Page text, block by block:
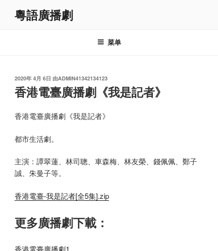
粵語廣播劇
菜单
发
布
于
2020年 4月 6日 由ADMIN41342134123
香港電臺廣播劇《我是記者》
香港電臺廣播劇《我是記者》
都市生活劇。
主演：譚翠蓮、林司聰、車森梅、林友榮、錢佩佩、鄭子
誠、朱曼子等。
香港電臺-我是記者[全5集].zip
更多廣播劇下載：
香港電臺廣播劇1